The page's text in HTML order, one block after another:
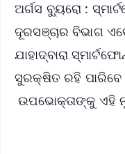
ଅର୍ଗସ ବ୍ୟୁରୋ :
ଦୂରସଞ୍ଚାର ବିଭାଗ
ଯାହାଦ୍ବାରା
ସୁରକ୍ଷିତ ରହି ପାରିବେ
ଉପଭୋକ୍ତାଙ୍କୁ ଏହି